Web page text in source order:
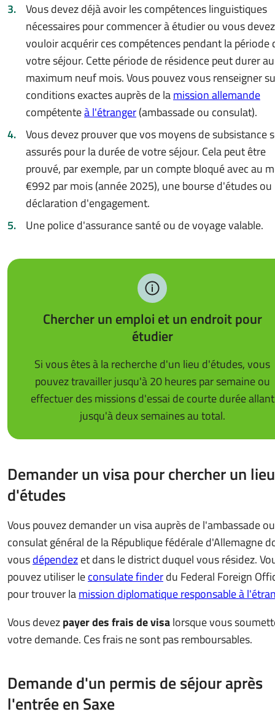
Vous devez déjà avoir les compétences linguistiques
nécessaires pour commencer à étudier ou vous devez
vouloir acquérir ces compétences pendant la période
votre séjour. Cette période de résidence peut durer au
maximum neuf mois. Vous pouvez vous renseigner
conditions exactes auprès de lamission allemande
compétenteà l'étranger(ambassade ou consulat).
Vous devez prouver que vos moyens de subsistance
assurés pour la durée de votre séjour. Cela peut être
prouvé, par exemple, par un compte bloqué avec au
€992 par mois (année 2025), une bourse d'études
déclaration d'engagement.
Une police d'assurance santé ou de voyage valable.
Chercher un emploi et un endroit pour
étudier
Si vous êtes à la recherche d'un lieu d'études, vous
pouvez travailler jusqu'à 20 heures par semaine ou
effectuer des missions d'essai de courte durée allant
jusqu'à deux semaines au total.
Demander un visa pour chercher un lieu
d'études
Vous pouvez demander un visa auprès de l'ambassade
consulat général de la République fédérale d'Allemagne
vousdépendezet dans le district duquel vous résidez.
pouvez utiliser leconsulate finderdu Federal Foreign
pour trouver lamission diplomatique responsable à
Vous devezpayer des frais de visalorsque vous
votre demande. Ces frais ne sont pas remboursables.
Demande d'un permis de séjour après
l'entrée en Saxe